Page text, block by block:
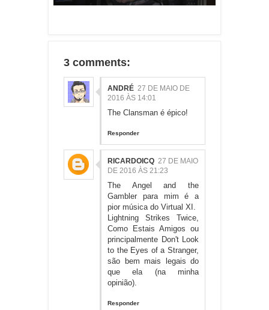
3 comments:
ANDRÉ 27 DE MAIO DE
2016 ÀS 14:01
The Clansman é épico!
Responder
RICARDOICQ 27 DE MAIO
DE 2016 ÀS 21:23
The Angel and the
Gambler para mim é a
pior música do Virtual XI.
Lightning Strikes Twice,
Como Estais Amigos ou
principalmente Don't Look
to the Eyes of a Stranger,
são bem mais legais do
que ela (na minha
opinião).
Responder